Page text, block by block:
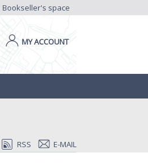
Bookseller's space
MY ACCOUNT
RSS E-MAIL